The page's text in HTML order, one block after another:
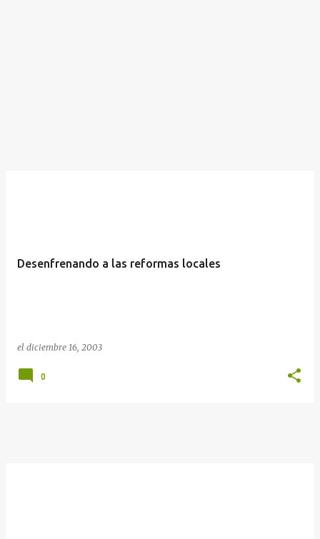
Desenfrenando a las reformas locales
el diciembre 16, 2003
0